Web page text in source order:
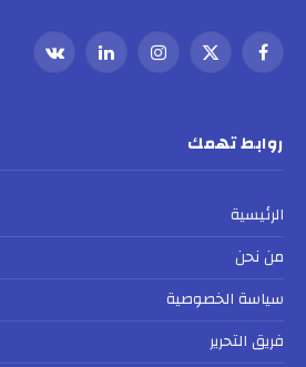
فيسبوك
X
الانستغراملينكدإنVKontakte
روابط تهمك
الرئيسية
من نحن
سياسة الخصوصية
فريق التحرير